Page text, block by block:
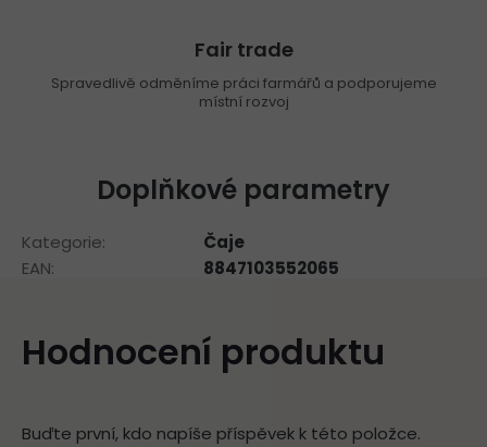
Fair trade
Spravedlivě odměníme práci farmářů a podporujeme
místní rozvoj
Doplňkové parametry
Kategorie:
Čaje
EAN: 8847103552065
Hodnocení produktu
Buďte první, kdo napíše příspěvek k této položce.